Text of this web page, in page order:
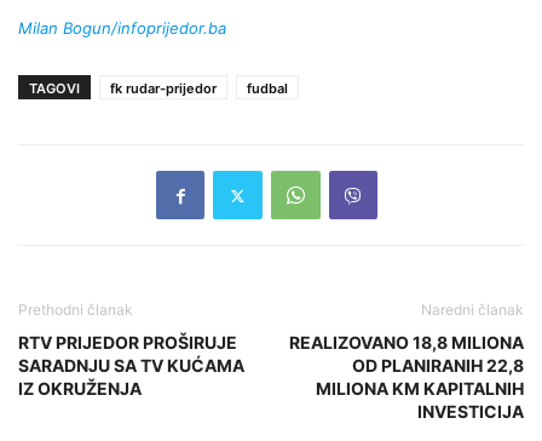
Milan Bogun/infoprijedor.ba
TAGOVI fk rudar-prijedor fudbal
Prethodni članak
RTV PRIJEDOR PROŠIRUJE
SARADNJU SA TV KUĆAMA
IZ OKRUŽENJA
Naredni članak
REALIZOVANO 18,8 MILIONA
OD PLANIRANIH 22,8
MILIONA KM KAPITALNIH
INVESTICIJA